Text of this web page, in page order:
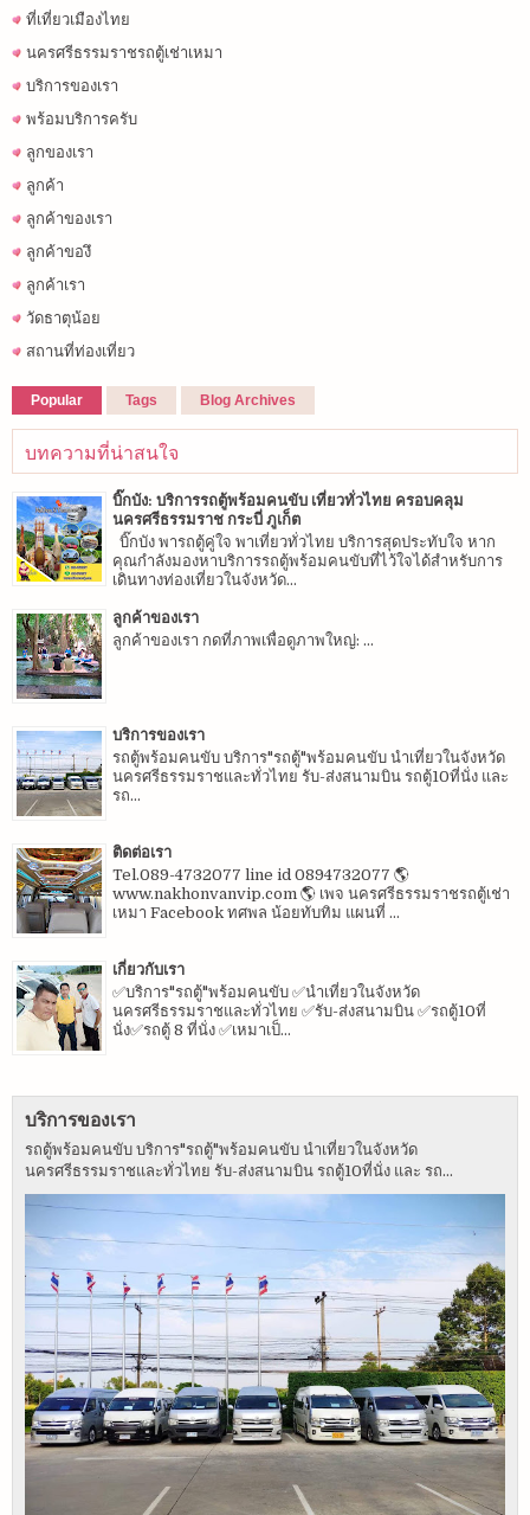
ที่เที่ยวเมืองไทย
นครศรีธรรมราชรถตู้เช่าเหมา
บริการของเรา
พร้อมบริการครับ
ลูกของเรา
ลูกค้า
ลูกค้าของเรา
ลูกค้าของึ
ลูกค้าเรา
วัดธาตุน้อย
สถานที่ท่องเที่ยว
Popular Tags Blog Archives
บทความที่น่าสนใจ
บิ๊กบัง: บริการรถตู้พร้อมคนขับ เที่ยวทั่วไทย ครอบคลุม
นครศรีธรรมราช กระบี่ ภูเก็ต
บิ๊กบัง พารถตู้คู่ใจ พาเที่ยวทั่วไทย บริการสุดประทับใจ หาก
คุณกำลังมองหาบริการรถตู้พร้อมคนขับที่ไว้ใจได้สำหรับการ
เดินทางท่องเที่ยวในจังหวัด...
ลูกค้าของเรา
ลูกค้าของเรา กดที่ภาพเพื่อดูภาพใหญ่: ...
บริการของเรา
รถตู้พร้อมคนขับ บริการ"รถตู้"พร้อมคนขับ นำเที่ยวในจังหวัด
นครศรีธรรมราชและทั่วไทย รับ-ส่งสนามบิน รถตู้10ที่นั่ง และ
รถ...
ติดต่อเรา
Tel.089-4732077 line id 0894732077 🌎
www.nakhonvanvip.com 🌎 เพจ นครศรีธรรมราชรถตู้เช่า
เหมา Facebook ทศพล น้อยทับทิม แผนที่ ...
เกี่ยวกับเรา
✅บริการ"รถตู้"พร้อมคนขับ ✅นำเที่ยวในจังหวัด
นครศรีธรรมราชและทั่วไทย ✅รับ-ส่งสนามบิน ✅รถตู้10ที่
นั่ง✅รถตู้ 8 ที่นั่ง ✅เหมาเป็...
บริการของเรา
รถตู้พร้อมคนขับ บริการ"รถตู้"พร้อมคนขับ นำเที่ยวในจังหวัด
นครศรีธรรมราชและทั่วไทย รับ-ส่งสนามบิน รถตู้10ที่นั่ง และ รถ...